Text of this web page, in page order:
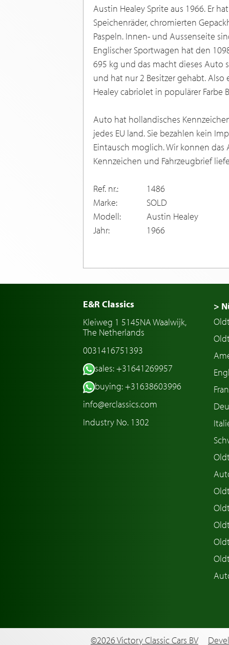
Austin Healey Sprite aus 1966. Er
Speichenräder, chromierten
Paspeln. Innen- und Aussenseite
Englischer Sportwagen hat den
695 kg und das macht dieses Auto
und hat nur 2 Besitzer gehabt.
Healey cabriolet in populärer Farbe
Auto hat hollandisches
jedes EU land. Sie bezahlen kein
Eintausch moglich. Wir konnen
Kennzeichen und Fahrzeugbrief
Ref. nr.:
1486
Marke:
SOLD
Modell:
Austin Healey
Jahr:
1966
E&R Classics
Kleiweg 1 5145NA Waalwijk,
The Netherlands
0031416751393
sales: +31641269957
buying: +31638603996
info@erclassics.com
Industry No. 1302
>
©2026 Victory Classic Cars BV